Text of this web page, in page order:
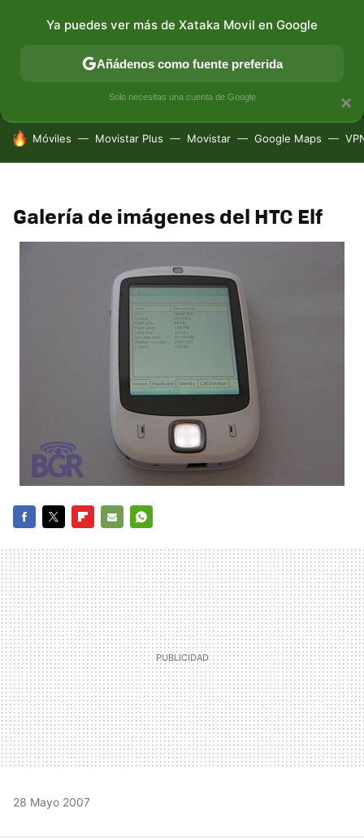
MÓVIL Y SOCIEDAD APLICACIONES
HOY SE HABLA DE
Móviles Movistar Plus Movistar Google Maps
Galería de imágenes del HTC Elf
MAIL
28 Mayo 2007
×
Ya puedes ver más de Xataka Movil en Google
Añádenos como fuente preferida
Solo necesitas una cuenta de Google